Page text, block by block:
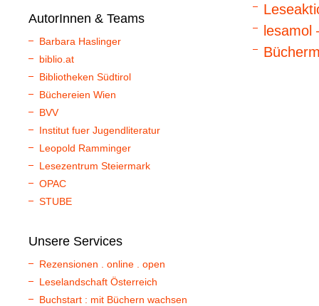
AutorInnen & Teams
Barbara Haslinger
biblio.at
Bibliotheken Südtirol
Büchereien Wien
BVV
Institut fuer Jugendliteratur
Leopold Ramminger
Lesezentrum Steiermark
OPAC
STUBE
Unsere Services
Rezensionen . online . open
Leselandschaft Österreich
Buchstart : mit Büchern wachsen
lesamol